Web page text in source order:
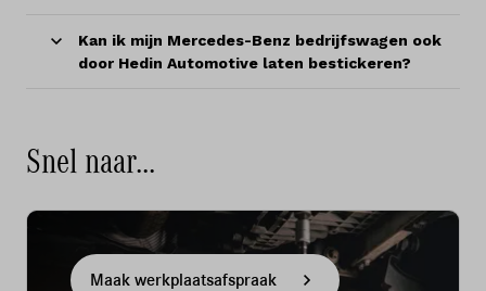
Kan ik mijn Mercedes-Benz bedrijfswagen ook
door Hedin Automotive laten bestickeren?
Snel naar...
Maak werkplaatsafspraak